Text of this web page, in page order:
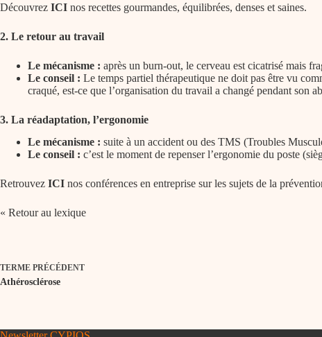
Découvrez ICI nos recettes gourmandes, équilibrées, denses et saines.
2. Le retour au travail
Le mécanisme : après un burn-out, le cerveau est cicatrisé mais
Le conseil : Le temps partiel thérapeutique ne doit pas être vu
craqué, est-ce que l’organisation du travail a changé pendant son
3. La réadaptation, l’ergonomie
Le mécanisme : suite à un accident ou des TMS (Troubles
Le conseil : c’est le moment de repenser l’ergonomie du poste
Retrouvez ICI nos conférences en entreprise sur les sujets de la
« Retour au lexique
TERME PRÉCÉDENT
Athérosclérose